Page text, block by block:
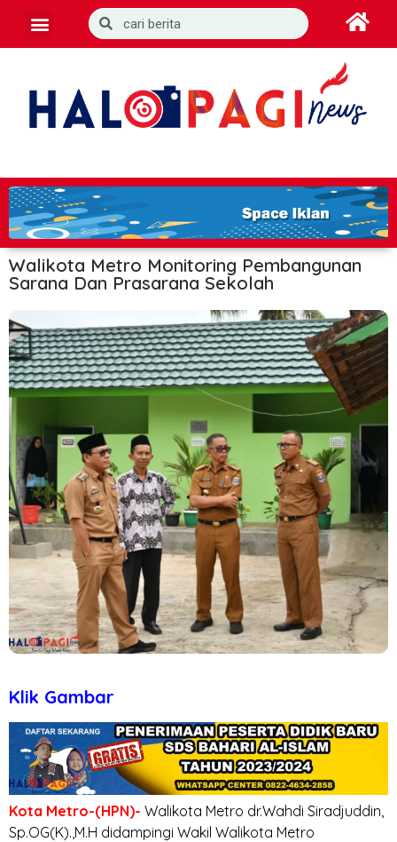
Walikota Metro Monitoring Pembangunan
Sarana Dan Prasarana Sekolah
Klik Gambar
Kota Metro-(HPN)- Walikota Metro dr.Wahdi Siradjuddin,
Sp.OG(K).,M.H didampingi Wakil Walikota Metro